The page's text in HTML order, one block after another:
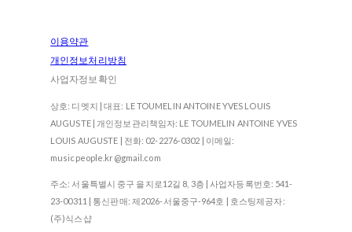
이용약관
개인정보처리방침
사업자정보확인
상호: 디엣지 | 대표: LE TOUMELIN ANTOINE YVES LOUIS
AUGUSTE | 개인정보관리책임자: LE TOUMELIN ANTOINE YVES
LOUIS AUGUSTE | 전화: 02-2276-0302 | 이메일:
musicpeople.kr@gmail.com
주소: 서울특별시 중구 을지로12길 8, 3층 | 사업자등록번호: 541-
23-00311 | 통신판매: 제2026-서울중구-964호 | 호스팅제공자:
(주)식스샵